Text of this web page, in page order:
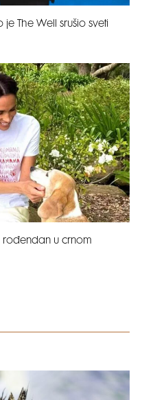
The Well srušio sveti
u crnom